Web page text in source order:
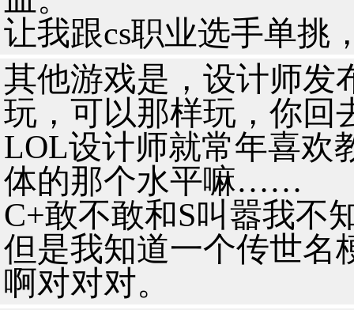
让我跟cs职业选手单挑
其他游戏是，设计师发
玩，可以那样玩，你回
LOL设计师就常年喜欢
体的那个水平嘛……
C+敢不敢和S叫嚣我不
但是我知道一个传世名
啊对对对。